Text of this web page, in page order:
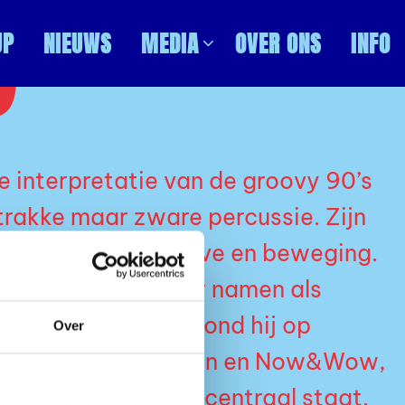
Over
NIEUWS MEDIA OVER ONS INFO
interpretatie van de groovy 90’s
maar zware percussie. Zijn
volledig om groove en beweging.
gedraaid door namen als
en Marron. Zelf stond hij op
BASIS, Perron en Now&Wow,
gedreven sound centraal staat.